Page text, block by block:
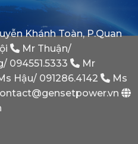
Bình
Minh
Sao
Phát
Dự
Phòng
Bắt
Phải
Có?
Khánh Toàn, P.Quan
Mr Thuận/
094551.5333
Mr
Hậu/ 091286.4142
Ms